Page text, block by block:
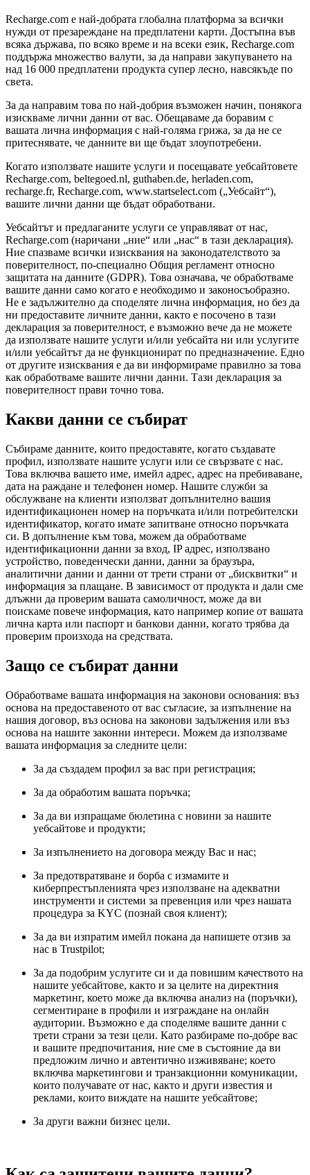
Recharge.com е най-добрата глобална платформа за всички
нужди от презареждане на предплатени карти. Достъпна във
всяка държава, по всяко време и на всеки език, Recharge.com
поддържа множество валути, за да направи закупуването на
над 16 000 предплатени продукта супер лесно, навсякъде по
света.
За да направим това по най-добрия възможен начин, понякога
изискваме лични данни от вас. Обещаваме да боравим с
вашата лична информация с най-голяма грижа, за да не се
притеснявате, че данните ви ще бъдат злоупотребени.
Когато използвате нашите услуги и посещавате уебсайтовете
Recharge.com, beltegoed.nl, guthaben.de, herladen.com,
recharge.fr, Recharge.com, www.startselect.com („Уебсайт“),
вашите лични данни ще бъдат обработвани.
Уебсайтът и предлаганите услуги се управляват от нас,
Recharge.com (наричани „ние“ или „нас“ в тази декларация).
Ние спазваме всички изисквания на законодателството за
поверителност, по-специално Общия регламент относно
защитата на данните (GDPR). Това означава, че обработваме
вашите данни само когато е необходимо и законосъобразно.
Не е задължително да споделяте лична информация, но без да
ни предоставите личните данни, както е посочено в тази
декларация за поверителност, е възможно вече да не можете
да използвате нашите услуги и/или уебсайта ни или услугите
и/или уебсайтът да не функционират по предназначение. Едно
от другите изисквания е да ви информираме правилно за това
как обработваме вашите лични данни. Тази декларация за
поверителност прави точно това.
Какви данни се събират
Събираме данните, които предоставяте, когато създавате
профил, използвате нашите услуги или се свързвате с нас.
Това включва вашето име, имейл адрес, адрес на пребиваване,
дата на раждане и телефонен номер. Нашите служби за
обслужване на клиенти използват допълнително вашия
идентификационен номер на поръчката и/или потребителски
идентификатор, когато имате запитване относно поръчката
си. В допълнение към това, можем да обработваме
идентификационни данни за вход, IP адрес, използвано
устройство, поведенчески данни, данни за браузъра,
аналитични данни и данни от трети страни от „бисквитки“ и
информация за плащане. В зависимост от продукта и дали сме
длъжни да проверим вашата самоличност, може да ви
поискаме повече информация, като например копие от вашата
лична карта или паспорт и банкови данни, когато трябва да
проверим произхода на средствата.
Защо се събират данни
Обработваме вашата информация на законови основания: въз
основа на предоставеното от вас съгласие, за изпълнение на
нашия договор, въз основа на законови задължения или въз
основа на нашите законни интереси. Можем да използваме
вашата информация за следните цели:
За да създадем профил за вас при регистрация;
За да обработим вашата поръчка;
За да ви изпращаме бюлетина с новини за нашите
уебсайтове и продукти;
За изпълнението на договора между Вас и нас;
За предотвратяване и борба с измамите и
киберпрестъпленията чрез използване на адекватни
инструменти и системи за превенция или чрез нашата
процедура за KYC (познай своя клиент);
За да ви изпратим имейл покана да напишете отзив за
нас в Trustpilot;
За да подобрим услугите си и да повишим качеството на
нашите уебсайтове, както и за целите на директния
маркетинг, което може да включва анализ на (поръчки),
сегментиране в профили и изграждане на онлайн
аудитории. Възможно е да споделяме вашите данни с
трети страни за тези цели. Като разбираме по-добре вас
и вашите предпочитания, ние сме в състояние да ви
предложим лично и автентично изживяване; което
включва маркетингови и транзакционни комуникации,
които получавате от нас, както и други известия и
реклами, които виждате на нашите уебсайтове;
За други важни бизнес цели.